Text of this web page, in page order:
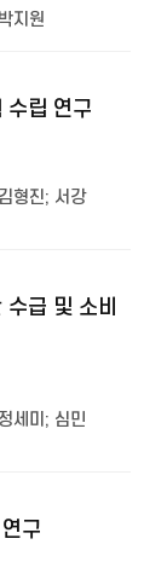
박지원
수립 연구
김형진; 서강
급 및 소비
정세미 ; 심민
구